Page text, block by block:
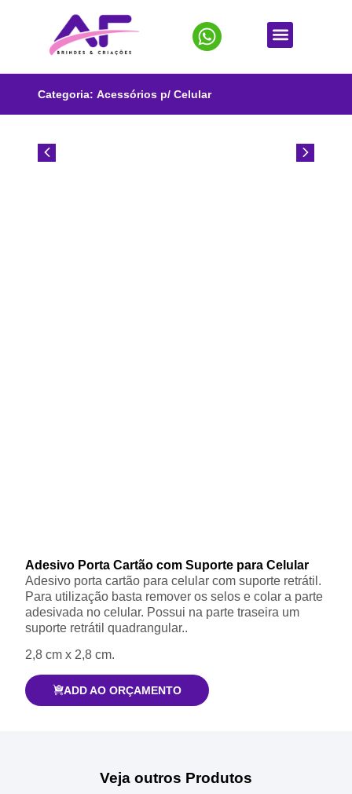
Categoria: Acessórios p/ Celular
Adesivo Porta Cartão com Suporte para Celular
Adesivo porta cartão para celular com suporte retrátil.
Para utilização basta remover os selos e colar a parte
adesivada no celular. Possui na parte traseira um
suporte retrátil quadrangular..
2,8 cm x 2,8 cm.
ADD AO ORÇAMENTO
Veja outros Produtos